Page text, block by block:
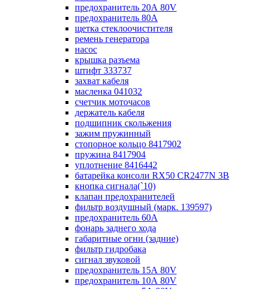
предохранитель 20А 80V
предохранитель 80А
щетка стеклоочистителя
ремень генератора
насос
крышка разъема
штифт 333737
захват кабеля
масленка 041032
счетчик моточасов
держатель кабеля
подшипник скольжения
зажим пружинный
стопорное кольцо 8417902
пружина 8417904
уплотнение 8416442
батарейка консоли RX50 CR2477N 3B
кнопка сигнала(`10)
клапан предохранителей
фильтр воздушный (марк. 139597)
предохранитель 60А
фонарь заднего хода
габаритные огни (задние)
фильтр гидробака
сигнал звуковой
предохранитель 15А 80V
предохранитель 10А 80V